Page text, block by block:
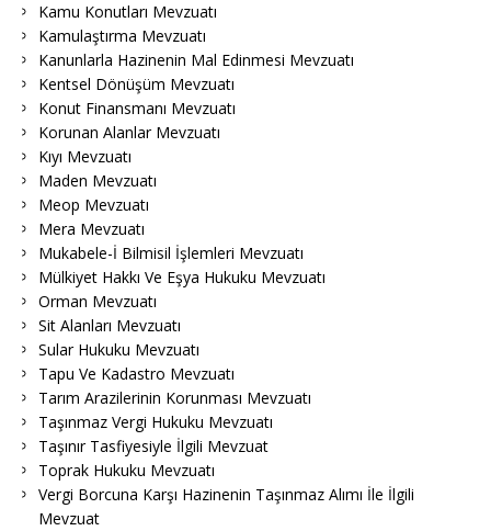
Kamu Konutları Mevzuatı
Kamulaştırma Mevzuatı
Kanunlarla Hazinenin Mal Edinmesi Mevzuatı
Kentsel Dönüşüm Mevzuatı
Konut Finansmanı Mevzuatı
Korunan Alanlar Mevzuatı
Kıyı Mevzuatı
Maden Mevzuatı
Meop Mevzuatı
Mera Mevzuatı
Mukabele-İ Bilmisil İşlemleri Mevzuatı
Mülkiyet Hakkı Ve Eşya Hukuku Mevzuatı
Orman Mevzuatı
Sit Alanları Mevzuatı
Sular Hukuku Mevzuatı
Tapu Ve Kadastro Mevzuatı
Tarım Arazilerinin Korunması Mevzuatı
Taşınmaz Vergi Hukuku Mevzuatı
Taşınır Tasfiyesiyle İlgili Mevzuat
Toprak Hukuku Mevzuatı
Vergi Borcuna Karşı Hazinenin Taşınmaz Alımı İle İlgili
Mevzuat